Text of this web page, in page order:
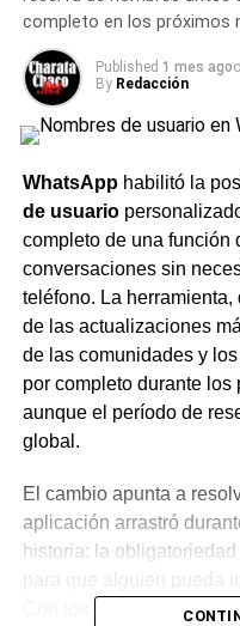
completo en los próximos
Published 1 mes ago
By Redacción
WhatsApphabilitó la
de usuario
completo de una función
conversaciones sin
teléfono. La
de las actualizaciones
de las comunidades y
por completo durante los
aunque el período de
global.
El cambio apunta a
aplicación arrastró
historia: la
Con los nombres de